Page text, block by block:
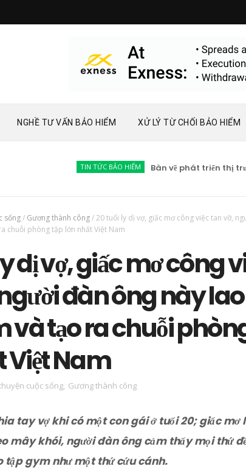
NGHỀ TƯ VẤN BẢO HIỂM XỬ LÝ TỪ CHỐI BẢO HIỂM
TIN TỨC BẢO HIỂM Bàn về phát triển thị trường
sống/ Gương thành công/20 tuổi ly dị vợ, giấc mơ công việc tan vỡ,
chuỗi phòng tập lớn nhất Việt Nam
dị vợ, giấc mơ công
đàn ông này
và tạo ra chuỗi
Việt Nam
cuộc sống, Gương thành công
tay vợ khi có một con gái ở tuổi 20; giấc mơ
mây khói, người đàn ông cảm thấy mọi thứ
tập gym như một thứ cứu cánh.